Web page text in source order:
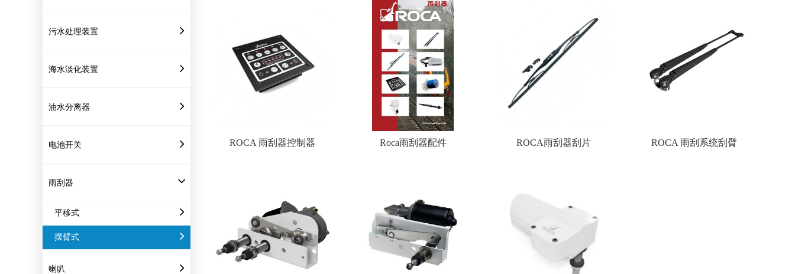
污水处理装置
海水淡化装置
油水分离器
电池开关
雨刮器
平移式
摆臂式
喇叭
ROCA 雨刮器控制器 Roca雨刮器配件 ROCA雨刮器刮片 ROCA 雨刮系统刮臂